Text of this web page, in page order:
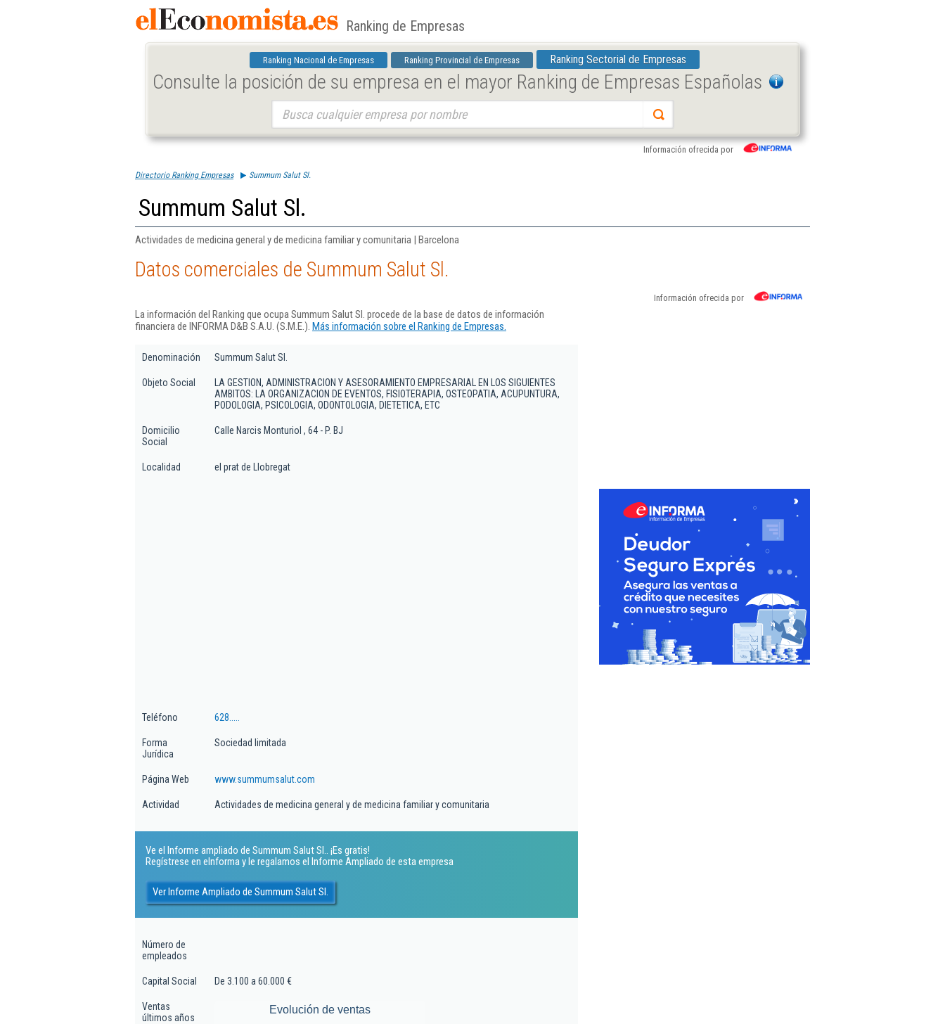
Ranking de Empresas
Ranking Nacional de Empresas Ranking Provincial de Empresas Ranking Sectorial de Empresas
Consulte la posición de su empresa en el mayor Ranking de Empresas Españolas
Información ofrecida por
Directorio Ranking Empresas Summum Salut Sl.
Summum Salut Sl.
Actividades de medicina general y de medicina familiar y comunitaria | Barcelona
Datos comerciales de Summum Salut Sl.
Información ofrecida por
La información del Ranking que ocupa Summum Salut Sl. procede de la base de datos de información
financiera de INFORMA D&B S.A.U. (S.M.E.). Más información sobre el Ranking de Empresas.
Denominación Summum Salut Sl.
Objeto Social
LA GESTION, ADMINISTRACION Y ASESORAMIENTO EMPRESARIAL EN LOS SIGUIENTES
AMBITOS: LA ORGANIZACION DE EVENTOS, FISIOTERAPIA, OSTEOPATIA, ACUPUNTURA,
PODOLOGIA, PSICOLOGIA, ODONTOLOGIA, DIETETICA, ETC
Domicilio
Social
Calle Narcis Monturiol , 64 - P. BJ
Localidad el prat de Llobregat
Teléfono 628.....
Forma
Jurídica
Sociedad limitada
Página Web www.summumsalut.com
Actividad Actividades de medicina general y de medicina familiar y comunitaria
Ve el Informe ampliado de Summum Salut Sl.. ¡Es gratis!
Regístrese en eInforma y le regalamos el Informe Ampliado de esta empresa
Ver Informe Ampliado de Summum Salut Sl.
Número de
empleados
Capital Social De 3.100 a 60.000 €
Ventas
últimos años
Evolución de ventas